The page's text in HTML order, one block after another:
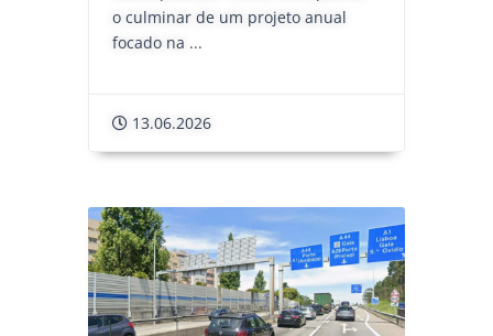
o culminar de um projeto anual
focado na ...
13.06.2026